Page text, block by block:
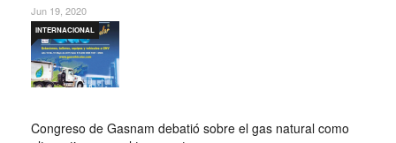
Jun 19, 2020
Congreso de Gasnam debatió sobre el gas natural como
INTERNACIONAL